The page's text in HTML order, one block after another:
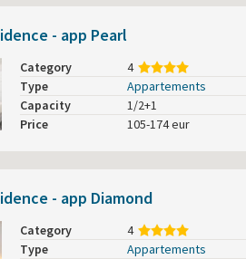
- app Pearl
Category
4
Type
Appartements
Capacity
1/2+1
Price
105-174 eur
- app Diamond
Category
4
Type
Appartements